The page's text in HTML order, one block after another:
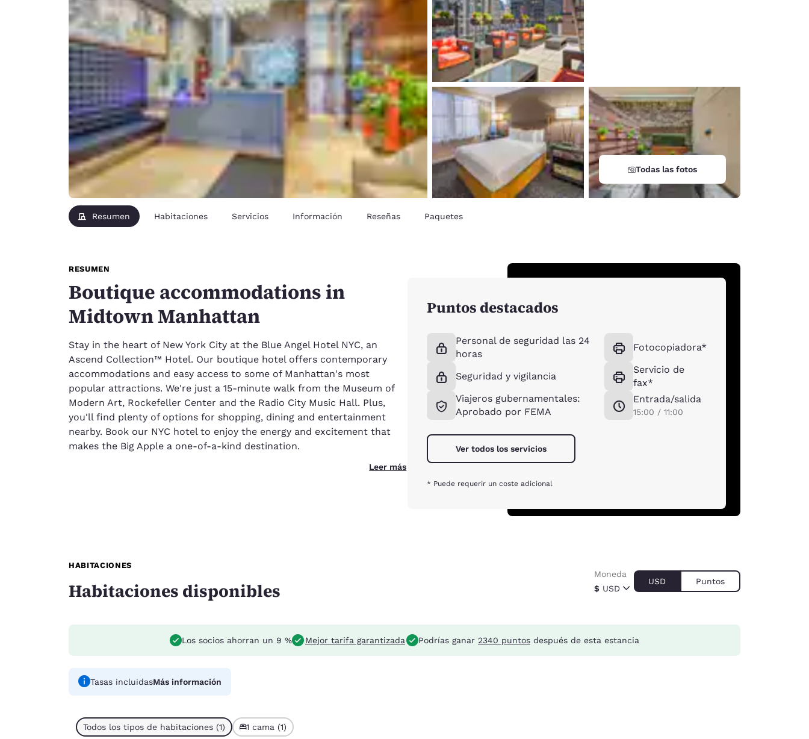
Todas las fotos
Resumen Habitaciones Servicios Información Reseñas Paquetes
RESUMEN
Boutique accommodations in
Midtown Manhattan
Stay in the heart of New York City at the Blue Angel Hotel NYC, an
Ascend Collection™ Hotel. Our boutique hotel offers contemporary
accommodations and easy access to some of Manhattan's most
popular attractions. We're just a 15-minute walk from the Museum of
Modern Art, Rockefeller Center and the Radio City Music Hall. Plus,
you'll find plenty of options for shopping, dining and entertainment
nearby. Book our NYC hotel to enjoy the energy and excitement that
makes the Big Apple a one-of-a-kind destination.
Leer más
Puntos destacados
Personal de seguridad las 24
horas
Seguridad y vigilancia
Viajeros gubernamentales:
Aprobado por FEMA
Fotocopiadora*
Servicio de
fax*
Entrada/salida
15:00 / 11:00
Ver todos los servicios
* Puede requerir un coste adicional
HABITACIONES
Habitaciones disponibles $ USD
Moneda
USD Puntos
Los socios ahorran un 9 % Mejor tarifa garantizada Podrías ganar 2340 puntos después de esta estancia
Tasas incluidasMás información
Todos los tipos de habitaciones (1) 1 cama (1)